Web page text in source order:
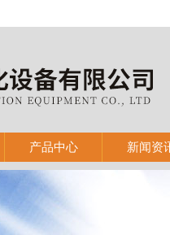
产品中心 新闻资